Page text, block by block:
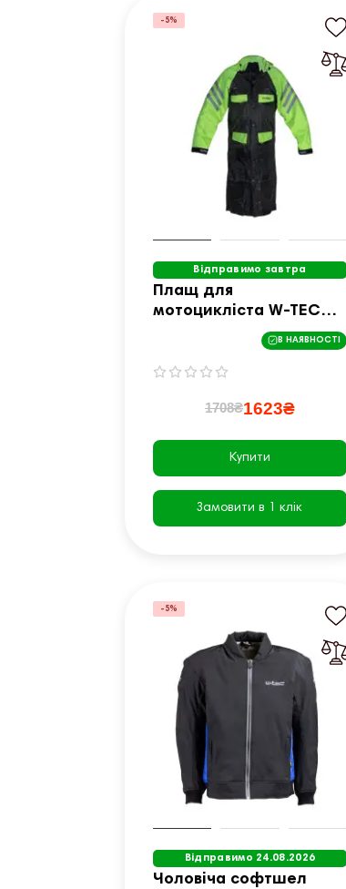
-5%
Відправимо завтра
Плащ для
мотоцикліста W-TEC
Quilda - розмір XS /
чорно-флуо-жовтий
В НАЯВНОСТІ
1708₴1623₴
Купити
Замовити в 1 клік
-5%
Відправимо 24.08.2026
Чоловіча софтшел